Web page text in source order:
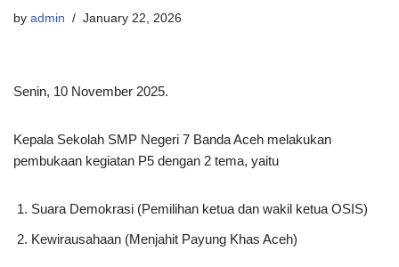
by admin January 22, 2026
Senin, 10 November 2025.
Kepala Sekolah SMP Negeri 7 Banda Aceh melakukan
pembukaan kegiatan P5 dengan 2 tema, yaitu
Suara Demokrasi (Pemilihan ketua dan wakil ketua OSIS)
Kewirausahaan (Menjahit Payung Khas Aceh)